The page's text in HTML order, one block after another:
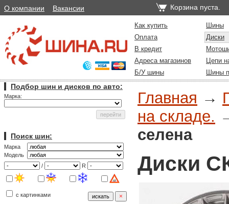
О компании Вакансии Корзина пуста.
Как купить
Шины
Оплата
Диски
В кредит
Адреса магазинов
Цепи
Б/У шины
Шины
Подбор шин и дисков по авто:
Марка:
Поиск шин:
Марка
Модель
/
R
с картинками
Главная →
на складе.
селена
Диски